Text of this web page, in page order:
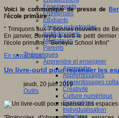
Enseignants
Entreprises
Etudiants
Filières industrielles
Institutionnels
Médiateurs
Parents
Thématiques
Apprendre et enseigner
Apprendre
Apprentissages
Apprentissages
Créativité
Culture numérique
Evaluations
Individualisation
Initiatives
Voici le communiqué de presse de
l'école primaire :
" Trinquons aux 7 bonnes nouvelles de
En janvier, Beneylu a sorti le petit
l'école primaire : "Beneylu School Infini"
En savoir plus...
Un livre-outil pour repenser les
jeudi, 20 juin 2019
Outils